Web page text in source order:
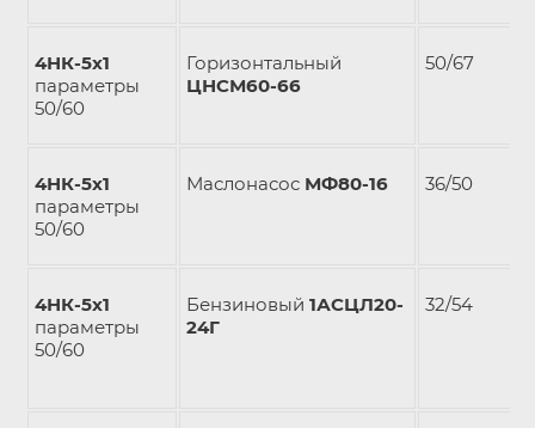
4НК-5х1
параметры
50/60
Горизонтальный
ЦНСМ60-66
50/67
4НК-5х1
параметры
50/60
Маслонасос МФ80-16 36/50
4НК-5х1
параметры
50/60
Бензиновый 1АСЦЛ20-
24Г
32/54